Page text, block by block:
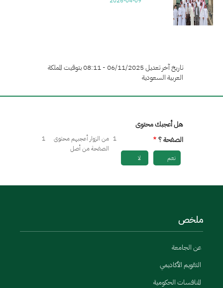
تاريخ آخر تعديل 06/11/2025 - 08:11 بتوقيت المملكة
العربية السعودية
هل أعجبك محتوى
الصفحة ؟
نعم لا
1 من الزوار أعجبهم محتوى
الصفحة من أصل
1
ملخص
عن الجامعة
التقويم الأكاديمي
المنافسات الحكومية